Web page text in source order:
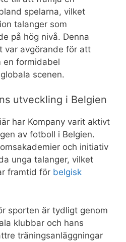
spelarna, vilket
talanger som
på hög nivå. Denna
var avgörande för att
en formidabel
scenen.
utveckling i Belgien
har Kompany varit aktivt
av fotboll i Belgien.
och initiativ
unga talanger, vilket
framtid för belgisk
sporten är tydligt genom
klubbar och hans
träningsanläggningar